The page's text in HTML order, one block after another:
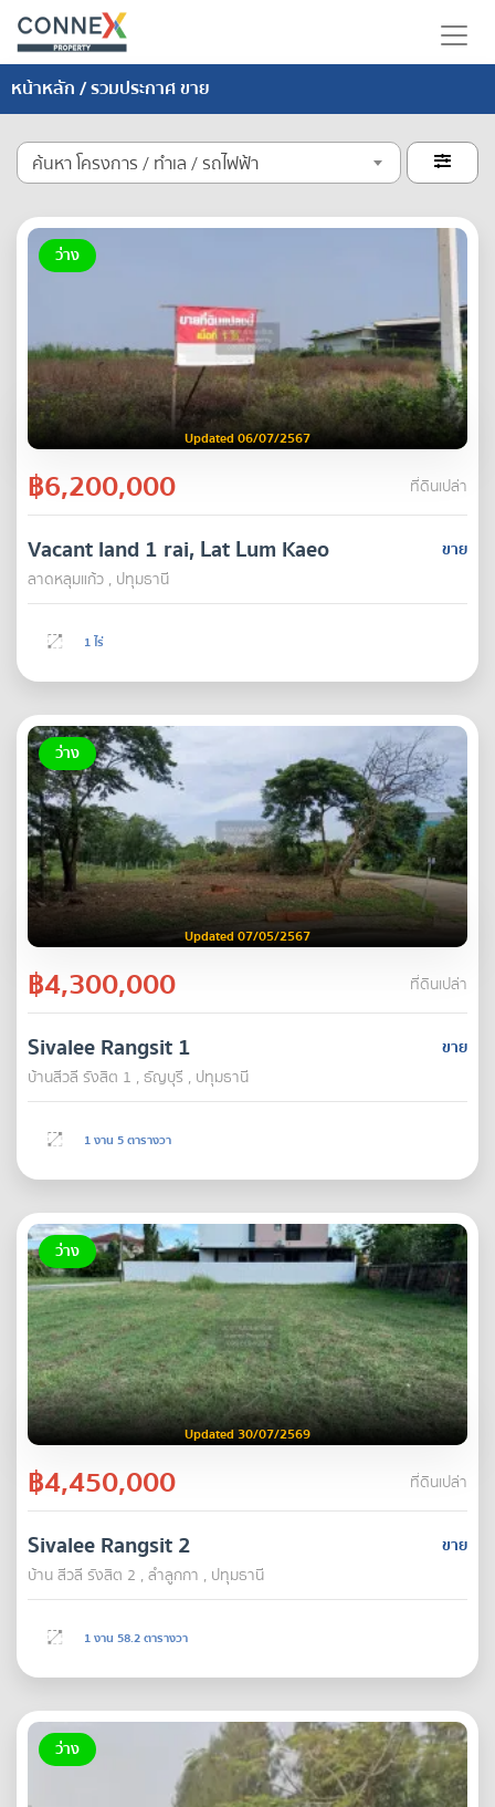
หน้าหลัก/ รวมประกาศ ขาย
ค้นหา โครงการ / ทำเล / รถไฟฟ้า 
ว่าง
Updated 06/07/2567
฿6,200,000 ที่ดินเปล่า
ขาย
Vacant land 1 rai, Lat Lum Kaeo
ลาดหลุมแก้ว , ปทุมธานี
1 ไร่
ว่าง
Updated 07/05/2567
฿4,300,000 ที่ดินเปล่า
ขาย
Sivalee Rangsit 1
บ้านสีวลี รังสิต 1 , ธัญบุรี , ปทุมธานี
1 งาน 5 ตารางวา
ว่าง
Updated 30/07/2569
฿4,450,000 ที่ดินเปล่า
ขาย
Sivalee Rangsit 2
บ้าน สีวลี รังสิต 2 , ลำลูกกา , ปทุมธานี
1 งาน 58.2 ตารางวา
ว่าง